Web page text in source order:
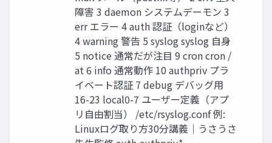
障害 3 daemon システムデーモン 3
err エラー 4 auth 認証（loginなど）
4 warning 警告 5 syslog syslog 自身
5 notice 通常だが注目 9 cron cron /
at 6 info 通常動作 10 authpriv プラ
イベート認証 7 debug デバッグ用
16-23 local0-7 ユーザー定義（アプ
リ自由割当） /etc/rsyslog.conf 例:
Linuxログ取り方30分講義｜うさうさ